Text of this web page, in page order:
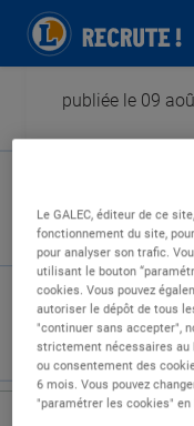
publiée le 09
Type de contrat :
Expérience :
Études :
Le GALEC, éditeur de ce
fonctionnement du site,
pour analyser son trafic.
utilisant le bouton
cookies. Vous pouvez
autoriser le dépôt de tous
"continuer sans accepter",
strictement nécessaires au
ou consentement des
6 mois. Vous pouvez
"paramétrer les cookies"